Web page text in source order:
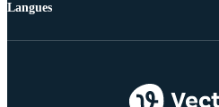
Langues